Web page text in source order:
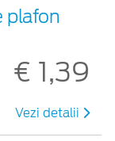
plafon
€ 1,39
Vezi detalii